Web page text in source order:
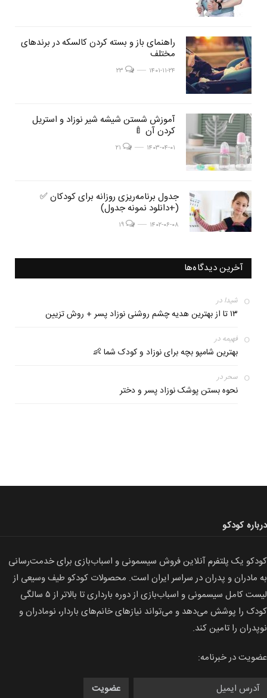
post
image
راهنمای باز و بسته کردن کالسکه در برندهای
مختلفpost
image۱۴۰۱-۱۱-۲۴ post image
post
image
آموزش شستن شیشه شیر نوزاد و استریل
کردن آن 🍼
image ۱۴۰۳-۰۴-۰۱ post image
post
image
جدول برنامه‌ریزی روزانه برای کودکان ✅
(+دانلود نمونه جدول)post
۱۴۰۲-۰۶-۰۸
آخرین دیدگاه‌ها
شیدا در
۱۳ ﺗﺎ از ﺑﻬﺘﺮﯾﻦ ﻫﺪﯾﻪ چشم روشنی نوزاد پسر + روش تزیین
فهیمه در
بهترین شامپو بچه برای نوزاد و کودک شما 👶
سحر در
نحوه بستن پوشک نوزاد پسر و دختر
درباره کودکو
کودکو یک پلتفرم آنلاین فروش سیسمونی و اسباب‌بازی برای خدمت‌رسانی
به مادران و پدران در سراسر ایران است. محصولات كودكو طیف وسیعی از
لیست كامل سیسمونی و اسباب‌بازی از دوره بارداری تا بالاتر از ۵ سالگی
کودک را پوشش می‌دهد و می‌تواند نیازهای خانم‌های باردار، نومادران و
نوپدران را تامین کند.
عضویت در خبرنامه: